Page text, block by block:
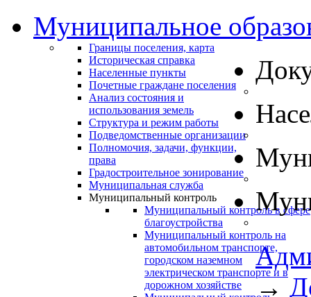
Муниципальное
Границы поселения, карта
Историческая справка
Населенные пункты
Почетные граждане поселения
Анализ состояния и
использования земель
Структура и режим работы
Подведомственные организации
Полномочия, задачи, функции,
права
Градостроительное зонирование
Муниципальная служба
Муниципальный контроль
Муниципальный контроль в сфере
благоустройства
Муниципальный контроль на
автомобильном транспорте,
городском наземном
электрическом транспорте и в
дорожном хозяйстве
→